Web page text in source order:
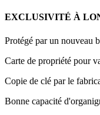
EXCLUSIVITÉ À
Protégé par un nouveau
Carte de propriété pour
Copie de clé par le
Bonne capacité